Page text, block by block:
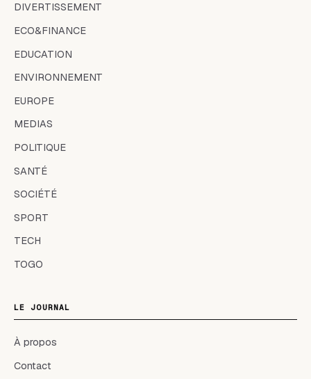
DIVERTISSEMENT
ECO&FINANCE
EDUCATION
ENVIRONNEMENT
EUROPE
MEDIAS
POLITIQUE
SANTÉ
SOCIÉTÉ
SPORT
TECH
TOGO
LE JOURNAL
À propos
Contact